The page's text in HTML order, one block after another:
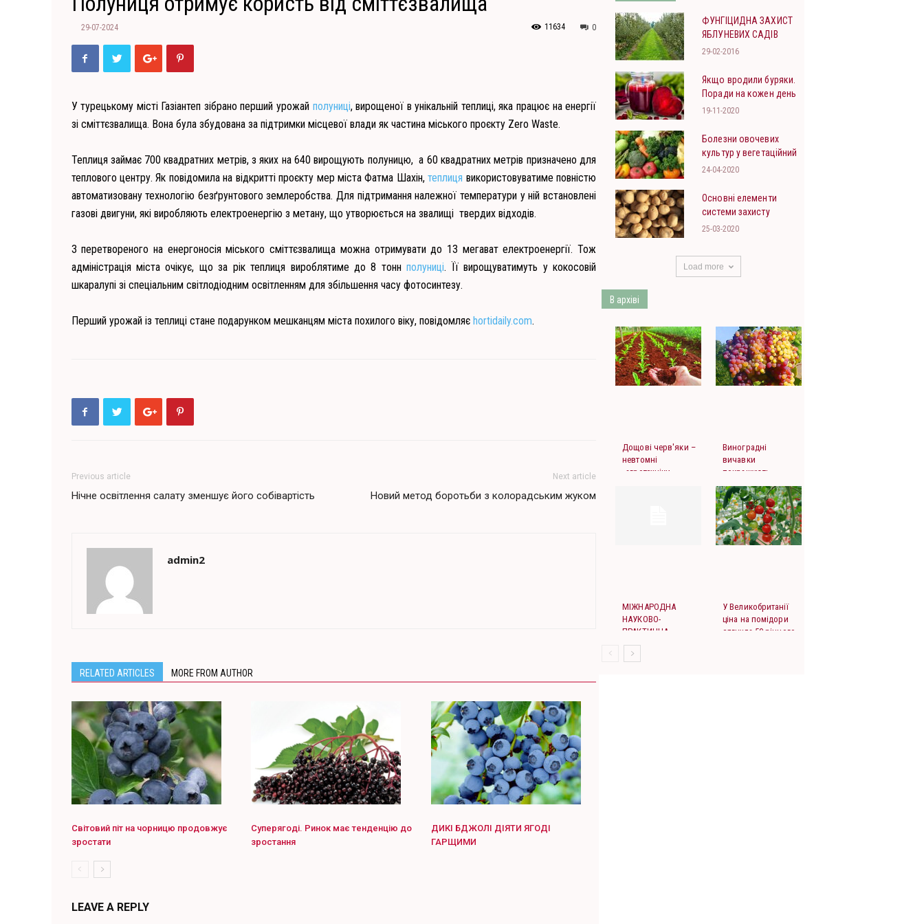
29-07-2024 0
11634
У турецькому місті Газіантеп зібрано перший урожай полуниці, вирощеної в унікальній теплиці, яка працює на енергії
зі сміттєзвалища. Вона була збудована за підтримки місцевої влади як частина міського проєкту Zero Waste.
Теплиця займає 700 квадратних метрів, з яких на 640 вирощують полуницю, а 60 квадратних метрів призначено для
теплового центру. Як повідомила на відкритті проєкту мер міста Фатма Шахін,теплиця використовуватиме повністю
автоматизовану технологію безґрунтового землеробства. Для підтримання належної температури у ній встановлені
газові двигуни, які виробляють електроенергію з метану, що утворюється на звалищі твердих відходів.
З перетвореного на енергоносія міського сміттєзвалища можна отримувати до 13 мегават електроенергії. Тож
адміністрація міста очікує, що за рік теплиця вироблятиме до 8 тоннполуниці. Її вирощуватимуть у кокосовій
шкаралупі зі спеціальним світлодіодним освітленням для збільшення часу фотосинтезу.
Перший урожай із теплиці стане подарунком мешканцям міста похилого віку, повідомляє hortidaily.com.
Previous article
Нічне освітлення салату зменшує його собівартість
Next article
Новий метод боротьби з колорадським жуком
admin2
RELATED ARTICLES MORE FROM AUTHOR
Світовий піт на чорницю продовжує
зростати
Суперягоді. Ринок має тенденцію до
зростання
ДИКІ БДЖОЛІ ДІЯТИ ЯГОДІ
ГАРЩИМИ
LEAVE A REPLY
ФУНГІЦИДНА ЗАХИСТ
ЯБЛУНЕВИХ САДІВ
29-02-2016
Якщо вродили буряки.
Поради на кожен день
19-11-2020
Болезни овочевих
культур у вегетаційний
період: що маємо і що
24-04-2020
Основні елементи
системи захисту
насіннєвої картоплі від
25-03-2020
Load more
В архіві
Дощові черв'яки –
невтомні
«агротехніки»
Виноградні
вичавки
покращують
молоко та
атмосферу
МІЖНАРОДНА
НАУКОВО-
ПРАКТИЧНА
КОНФЕРЕНЦІЯ
САДІВНИЧОЇ І
У Великобританії
ціна на помідори
сягнула 50-річного